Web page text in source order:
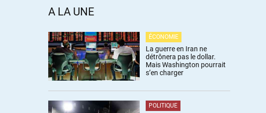
A LA UNE
ÉCONOMIE
La guerre en Iran ne
détrônera pas le dollar.
Mais Washington pourrait
s’en charger
POLITIQUE